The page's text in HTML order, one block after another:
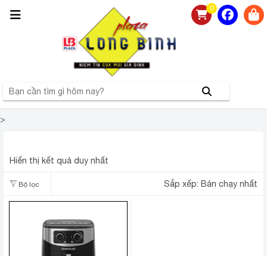
0
>
Hiển thị kết quả duy nhất
Bộ lọc Sắp xếp: Bán chạy nhất